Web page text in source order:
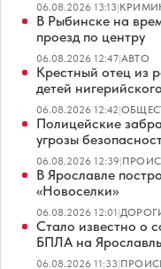
06.08.2026 13:13|
В Рыбинске на
проезд по центру
06.08.2026 12:47|АВТО
Крестный отец из
детей
06.08.2026 12:42|
Полицейские
угрозы
06.08.2026 12:39|
В Ярославле
«Новоселки»
06.08.2026 12:01|
Стало известно о
БПЛА на Ярославль
06.08.2026 11:33|